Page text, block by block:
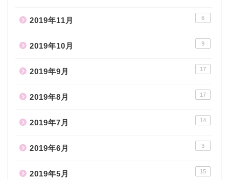
2019年11月 6
2019年10月 9
2019年9月 17
2019年8月 17
2019年7月 14
2019年6月 3
2019年5月 15